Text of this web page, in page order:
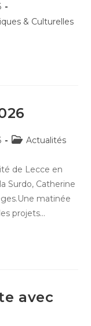
& Culturelles
PostActualités
de Lecce en
Surdo, Catherine
matinée
projets…
avec